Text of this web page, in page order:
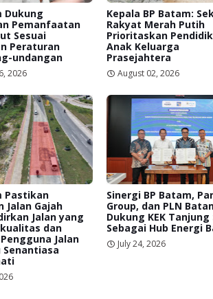
Dukung
Pemanfaatan
Sesuai
Peraturan
undangan
2026
Kepala BP Batam:
Rakyat Merah Putih
Prioritaskan
Anak Keluarga
Prasejahtera
August 02, 2026
Pastikan
Jalan Gajah
Jalan yang
dan
Jalan
Senantiasa
Sinergi BP Batam,
Group, dan PLN
Dukung KEK Tanjung
Sebagai Hub Energi
July 24, 2026